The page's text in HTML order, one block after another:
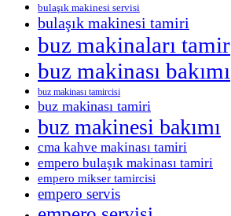
bulaşık makinesi servisi
bulaşık makinesi tamiri
buz makinaları tamir
buz makinası bakımı
buz makinası tamircisi
buz makinası tamiri
buz makinesi bakımı
cma kahve makinası tamiri
empero bulaşık makinası tamiri
empero mikser tamircisi
empero servis